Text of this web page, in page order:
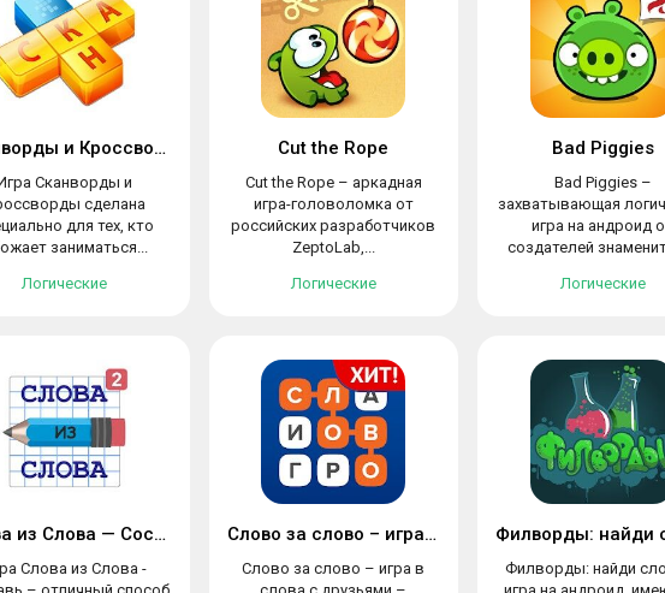
Сканворды и Кроссворды
Сканворды и
сделана
для тех, кто
заниматься...
Логические
Cut the Rope
Cut the Rope – аркадная
игра-головоломка от
российских разработчиков
ZeptoLab,...
Логические
Bad Piggies
Bad Piggies –
захватывающая
игра на андроид
создателей
Логические
Слова из Слова — Составь
Слова из Слова -
Слово за слово – игра в слова с друзьями
Слово за слово – игра в
Филворды: найди